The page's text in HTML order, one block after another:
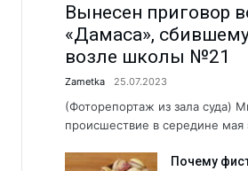
Вынесен приговор
«Дамаса»,
возле школы №21
Zametka 25.07.2023
(Фоторепортаж из зала суда)
происшествие в середине мая
Почему